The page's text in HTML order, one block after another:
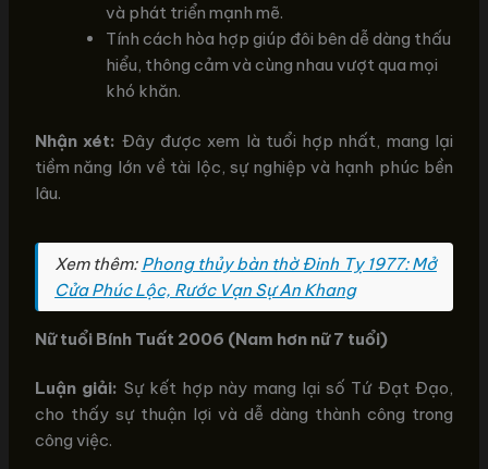
và phát triển mạnh mẽ.
Tính cách hòa hợp giúp đôi bên dễ dàng thấu
hiểu, thông cảm và cùng nhau vượt qua mọi
khó khăn.
Nhận xét: Đây được xem là tuổi hợp nhất, mang lại
tiềm năng lớn về tài lộc, sự nghiệp và hạnh phúc bền
lâu.
Xem thêm: Phong thủy bàn thờ Đinh Tỵ 1977: Mở
Cửa Phúc Lộc, Rước Vạn Sự An Khang
Nữ tuổi Bính Tuất 2006 (Nam hơn nữ 7 tuổi)
Luận giải: Sự kết hợp này mang lại số Tứ Đạt Đạo,
cho thấy sự thuận lợi và dễ dàng thành công trong
công việc.